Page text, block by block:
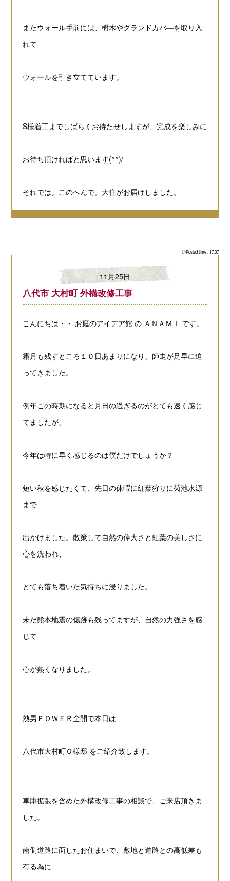
またウォール手前には、樹木やグランドカバ―を取り入
れて
ウォールを引き立てています。
S様着工までしばらくお待たせしますが、完成を楽しみに
お待ち頂ければと思います(^^)/
それでは。このへんで。大住がお届けしました。
◎Posted time : 17:07
11月25日
八代市 大村町 外構改修工事
こんにちは・・ お庭のアイデア館 の ＡＮＡＭＩ です。
霜月も残すところ１０日あまりになり、師走が足早に迫
ってきました。
例年この時期になると月日の過ぎるのがとても速く感じ
てましたが、
今年は特に早く感じるのは僕だけでしょうか？
短い秋を感じたくて、先日の休暇に紅葉狩りに菊池水源
まで
出かけました。 散策して自然の偉大さと紅葉の美しさに
心を洗われ、
とても落ち着いた気持ちに浸りました。
未だ熊本地震の傷跡も残ってますが、自然の力強さを感
じて
心が熱くなりました。
熱男ＰＯＷＥＲ全開で本日は
八代市大村町Ｏ様邸 をご紹介致します。
車庫拡張を含めた外構改修工事の相談で、ご来店頂きま
した。
南側道路に面したお住まいで、敷地と道路との高低差も
有る為に